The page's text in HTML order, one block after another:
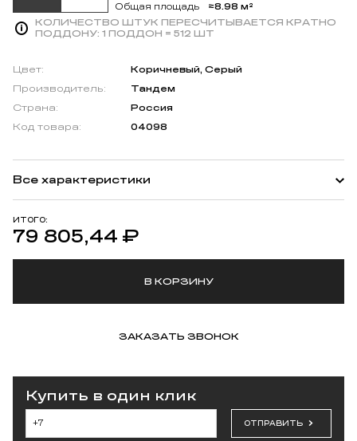
Общая площадь
≈8.98 м²
КОЛИЧЕСТВО ШТУК ПЕРЕСЧИТЫВАЕТСЯ КРАТНО
ПОДДОНУ: 1 ПОДДОН = 512 ШТ
ИТОГО:
79 805,44 ₽
В КОРЗИНУ
ЗАКАЗАТЬ ЗВОНОК
Цвет:
Коричневый, Серый
Производитель:
Тандем
Страна:
Россия
Код товара:
04098
Все характеристики
Купить в один клик
ОТПРАВИТЬ